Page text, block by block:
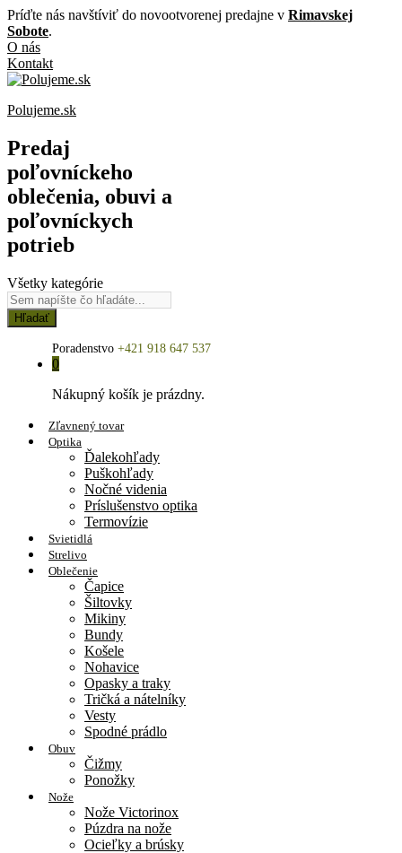
Príďte nás navštíviť do novootvorenej predajne v Rimavskej
Sobote.
O nás
Kontakt
Polujeme.sk
Predaj
poľovníckeho
oblečenia, obuvi a
poľovníckych
potrieb
Všetky kategórie
Hľadať
Poradenstvo +421 918 647 537
0
Nákupný košík je prázdny.
Zľavnený tovar
Optika
Ďalekohľady
Puškohľady
Nočné videnia
Príslušenstvo optika
Termovízie
Svietidlá
Strelivo
Oblečenie
Čapice
Šiltovky
Mikiny
Bundy
Košele
Nohavice
Opasky a traky
Tričká a nátelníky
Vesty
Spodné prádlo
Obuv
Čižmy
Ponožky
Nože
Nože Victorinox
Púzdra na nože
Ocieľky a brúsky